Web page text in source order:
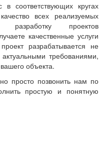
соответствующих кругах
всех реализуемых
проектов
качественные услуги
разрабатывается не
требованиями,
объекта.
просто позвонить нам по
простую и понятную